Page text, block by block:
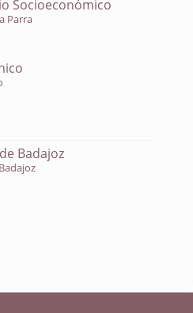
Socioeconómico
Parra
Badajoz